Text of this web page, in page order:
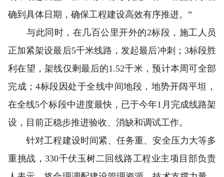
确到具体日期，确保工程建设高效有序推进。”
与此同时，在几百公里开外的2标段，施工人员
正加紧架设最后5千米线路，发起最后冲刺；3标段胜
利在望，架线仅剩最后的1.52千米，预计本周可全部
完成；4标段因处于全线中间地段，地势开阔平坦，
在全线5个标段中进度最快，已于今年1月完成线路架
设，目前正稳步推进验收、消缺和调试工作。
针对工程建设时间紧、任务重、安全压力大等多
重挑战，330千伏玉树二回线路工程业主项目部负责